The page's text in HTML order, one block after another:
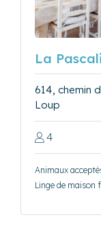
La
614, chemin
Loup
4
Animaux
Linge de maison